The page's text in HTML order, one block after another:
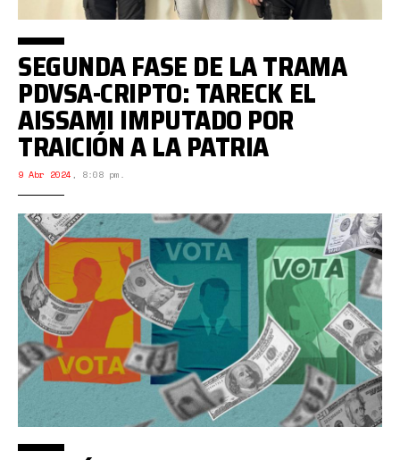
SEGUNDA FASE DE LA TRAMA
PDVSA-CRIPTO: TARECK EL
AISSAMI IMPUTADO POR
TRAICIÓN A LA PATRIA
9 Abr 2024 , 8:08 pm.